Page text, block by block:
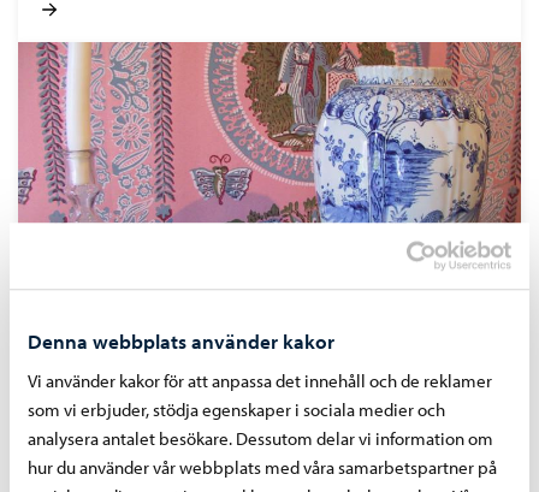
Denna webbplats använder kakor
Vi använder kakor för att anpassa det innehåll och de reklamer
som vi erbjuder, stödja egenskaper i sociala medier och
analysera antalet besökare. Dessutom delar vi information om
hur du använder vår webbplats med våra samarbetspartner på
Bildmysteriet